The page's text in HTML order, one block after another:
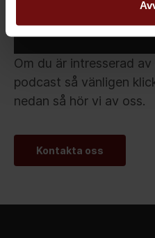
Om du är intresserad
podcast så vänligen
nedan så hör vi av oss.
Kontakta oss